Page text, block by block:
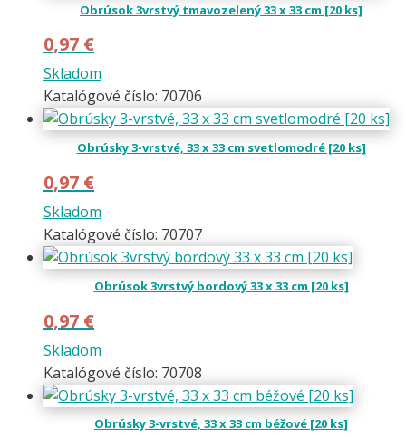
Obrúsok 3vrstvý tmavozelený 33 x 33 cm [20 ks]
0,97 €
Skladom
Katalógové číslo: 70706
Obrúsky 3-vrstvé, 33 x 33 cm svetlomodré [20 ks]
0,97 €
Skladom
Katalógové číslo: 70707
Obrúsok 3vrstvý bordový 33 x 33 cm [20 ks]
0,97 €
Skladom
Katalógové číslo: 70708
Obrúsky 3-vrstvé, 33 x 33 cm béžové [20 ks]